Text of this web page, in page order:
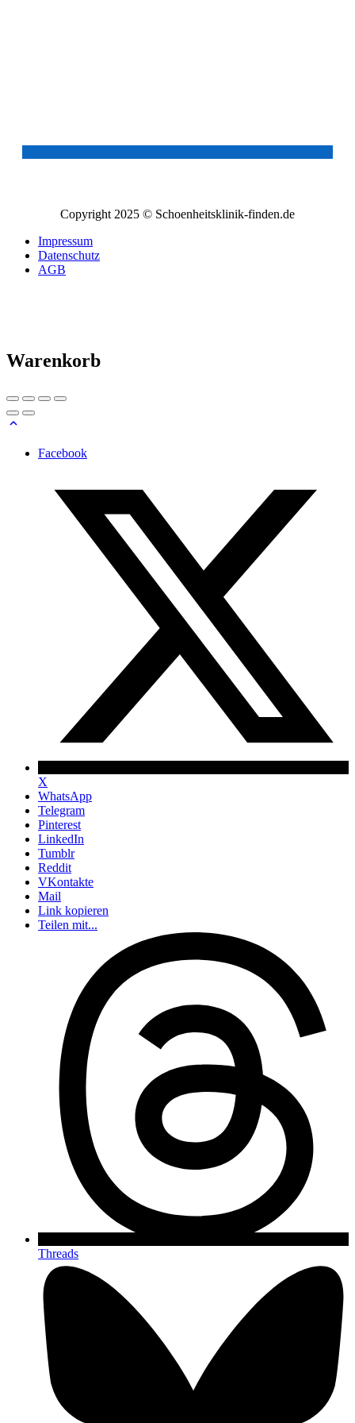
Copyright 2025 © Schoenheitsklinik-finden.de
Impressum
Datenschutz
AGB
Warenkorb
Facebook
X
WhatsApp
Telegram
Pinterest
LinkedIn
Tumblr
Reddit
VKontakte
Mail
Link kopieren
Teilen mit...
Threads